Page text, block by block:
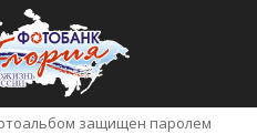
защищен паролем